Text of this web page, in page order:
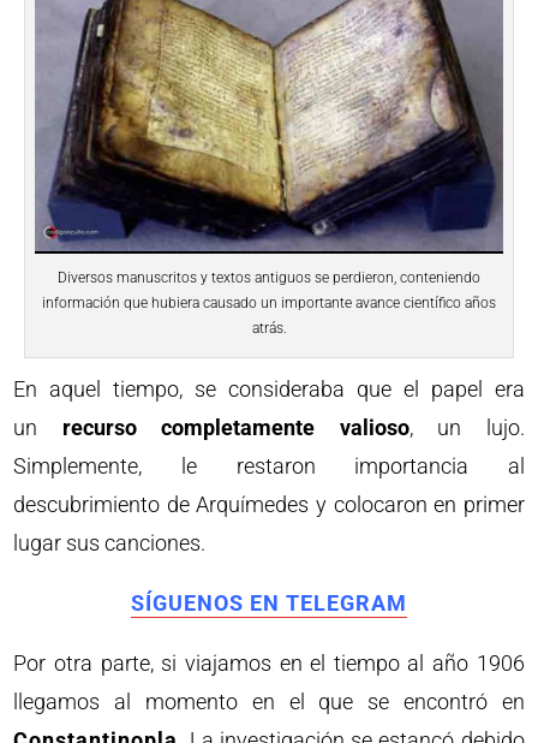
Diversos manuscritos y textos antiguos se perdieron, conteniendo
información que hubiera causado un importante avance científico años
atrás.
En aquel tiempo, se consideraba que el papel era
un recurso completamente valioso, un lujo.
Simplemente, le restaron importancia al
descubrimiento de Arquímedes y colocaron en primer
lugar sus canciones.
SÍGUENOS EN TELEGRAM
Por otra parte, si viajamos en el tiempo al año 1906
llegamos al momento en el que se encontró en